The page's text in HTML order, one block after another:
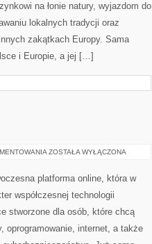
na łonie natury, wyjazdom do
lokalnych tradycji oraz
zakątkach Europy. Sama
i Europie, a jej […]
INFORMATYKA
ZOSTAŁA WYŁĄCZONA
platforma online, która w
współczesnej technologii
stworzone dla osób, które chcą
oprogramowanie, internet, a także